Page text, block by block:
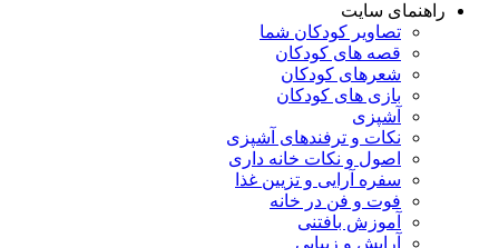
راهنمای سایت
تصاویر کودکان شما
قصه های کودکان
شعرهای کودکان
بازی های کودکان
آشپزی
نکات و ترفندهای آشپزی
اصول و نکات خانه داری
سفره آرایی و تزیین غذا
فوت و فن در خانه
آموزش بافتنی
آرایش و زیبایی